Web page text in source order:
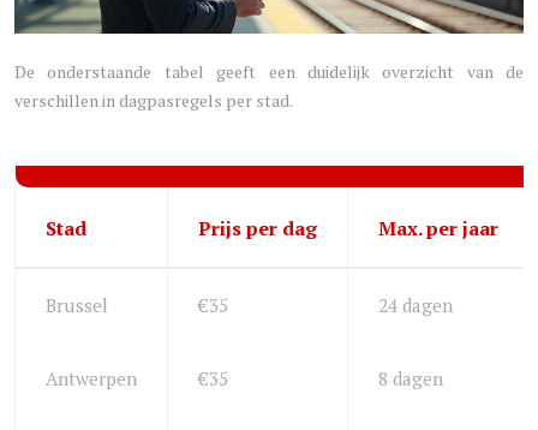
De onderstaande tabel geeft een duidelijk overzicht van de
verschillen in dagpasregels per stad.
Stad Prijs per dag Max. per jaar
Brussel €35 24 dagen
Antwerpen €35 8 dagen